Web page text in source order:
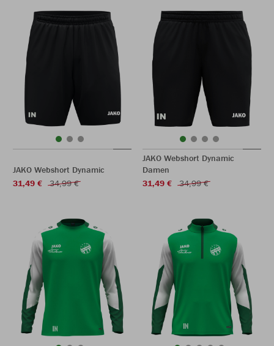
JAKO Webshort Dynamic
31,49 €
34,99 €
JAKO Webshort Dynamic
Damen
31,49 €
34,99 €